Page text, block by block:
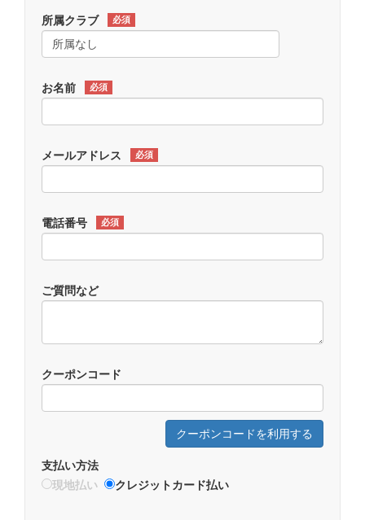
所属クラブ 必須
お名前 必須
メールアドレス 必須
電話番号 必須
ご質問など
クーポンコード
クーポンコードを利用する
支払い方法
現地払い
クレジットカード払い